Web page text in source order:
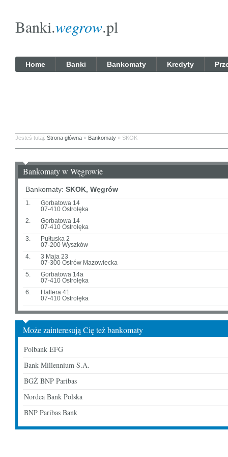
Banki.wegrow.pl
Home Banki Bankomaty Kredyty
Jesteś tutaj: Strona główna » Bankomaty » SKOK
Bankomaty w Węgrowie
Bankomaty: SKOK, Węgrów
1.
Gorbatowa 14
07-410 Ostrołęka
2.
Gorbatowa 14
07-410 Ostrołęka
3.
Pułtuska 2
07-200 Wyszków
4.
3 Maja 23
07-300 Ostrów Mazowiecka
5.
Gorbatowa 14a
07-410 Ostrołęka
6.
Hallera 41
07-410 Ostrołęka
Może zainteresują Cię też bankomaty
Polbank EFG
Bank Millennium S.A.
BGŻ BNP Paribas
Nordea Bank Polska
BNP Paribas Bank